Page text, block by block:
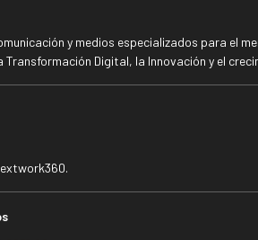
y medios especializados para el
Digital, la Innovación y el